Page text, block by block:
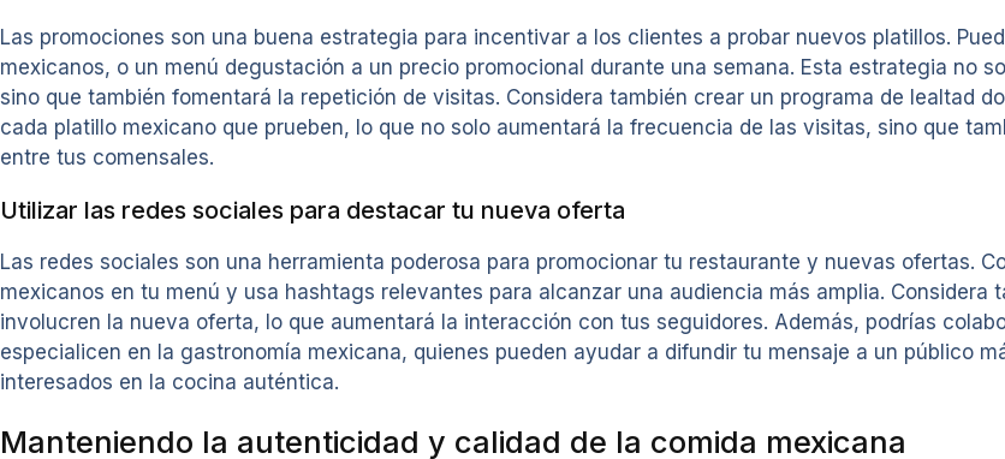
Las promociones son una buena estrategia para incentivar a los clientes a probar nuevos platillos.
mexicanos, o un menú degustación a un precio promocional durante una semana. Esta estrategia no
sino que también fomentará la repetición de visitas. Considera también crear un programa de lealtad
cada platillo mexicano que prueben, lo que no solo aumentará la frecuencia de las visitas, sino que
entre tus comensales.
Utilizar las redes sociales para destacar tu nueva oferta
Las redes sociales son una herramienta poderosa para promocionar tu restaurante y nuevas ofertas.
mexicanos en tu menú y usa hashtags relevantes para alcanzar una audiencia más amplia. Considera
involucren la nueva oferta, lo que aumentará la interacción con tus seguidores. Además, podrías
especialicen en la gastronomía mexicana, quienes pueden ayudar a difundir tu mensaje a un público
interesados en la cocina auténtica.
Manteniendo la autenticidad y calidad de la comida mexicana